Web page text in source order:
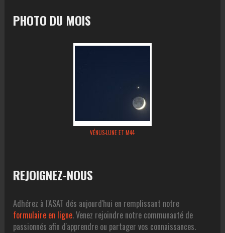
PHOTO DU MOIS
VÉNUS-LUNE ET M44
REJOIGNEZ-NOUS
Adhérez à l'ASAT dés aujourd'hui en remplissant notre
formulaire en ligne. Venez rejoindre notre communauté de
passionnés afin d'apprendre ou partager vos connaissances.